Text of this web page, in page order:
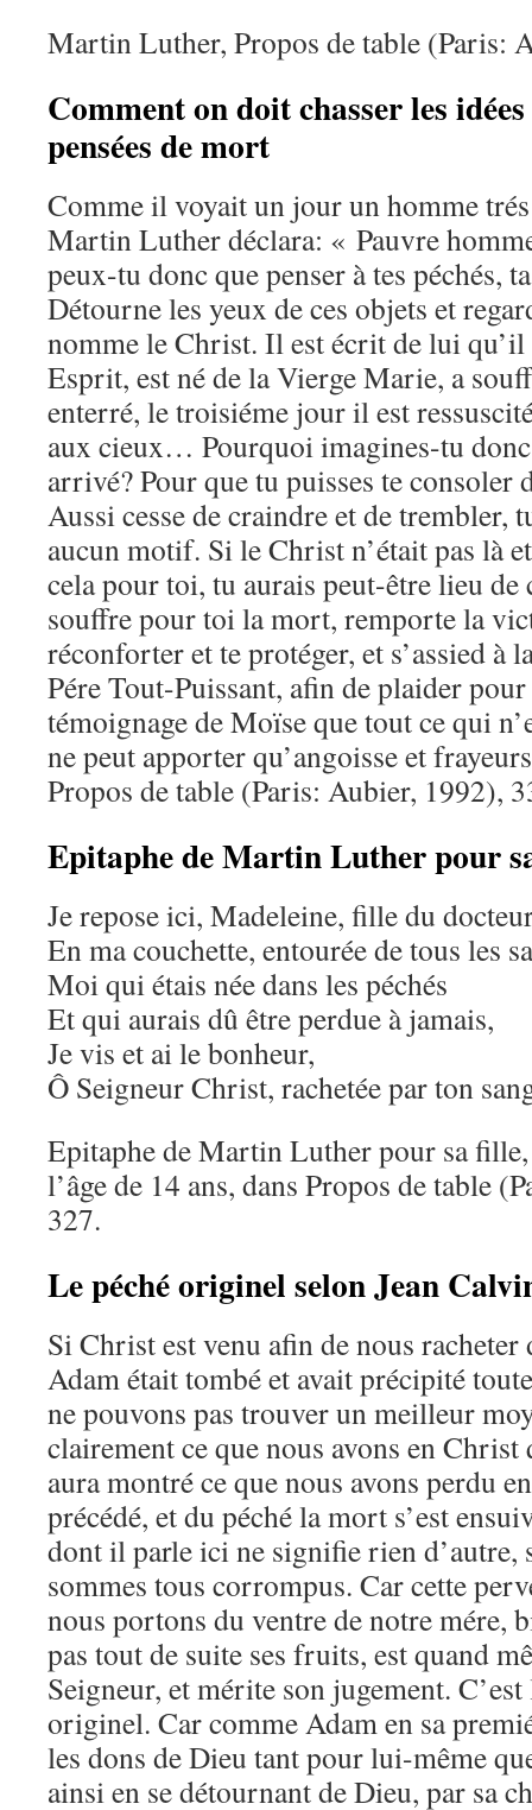
Martin Luther, Propos de table (Paris:
Comment on doit chasser les
pensées de mort
Comme il voyait un jour un homme
Martin Luther déclara: « Pauvre
peux-tu donc que penser à tes péchés,
Détourne les yeux de ces objets et
nomme le Christ. Il est écrit de lui qu’il
Esprit, est né de la Vierge Marie, a
enterré, le troisiéme jour il est
aux cieux… Pourquoi imagines-tu
arrivé? Pour que tu puisses te consoler
Aussi cesse de craindre et de trembler,
aucun motif. Si le Christ n’était pas là
cela pour toi, tu aurais peut-être lieu
souffre pour toi la mort, remporte la
réconforter et te protéger, et s’assied à
Pére Tout-Puissant, afin de plaider
témoignage de Moïse que tout ce qui
ne peut apporter qu’angoisse et
Propos de table (Paris: Aubier, 1992),
Epitaphe de Martin Luther pour
Je repose ici, Madeleine, fille du
En ma couchette, entourée de tous les
Moi qui étais née dans les péchés
Et qui aurais dû être perdue à jamais,
Je vis et ai le bonheur,
Ô Seigneur Christ, rachetée par ton
Epitaphe de Martin Luther pour sa
l’âge de 14 ans, dans Propos de table
327.
Le péché originel selon Jean
Si Christ est venu afin de nous racheter
Adam était tombé et avait précipité
ne pouvons pas trouver un meilleur
clairement ce que nous avons en Christ
aura montré ce que nous avons perdu
précédé, et du péché la mort s’est
dont il parle ici ne signifie rien d’autre,
sommes tous corrompus. Car cette
nous portons du ventre de notre mére,
pas tout de suite ses fruits, est quand
Seigneur, et mérite son jugement.
originel. Car comme Adam en sa
les dons de Dieu tant pour lui-même
ainsi en se détournant de Dieu, par sa